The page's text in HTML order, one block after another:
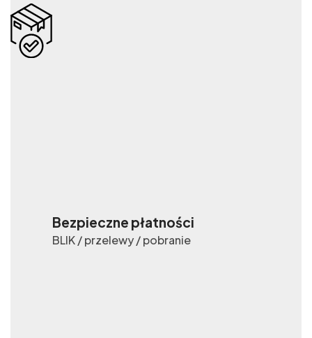
Bezpieczne płatności
BLIK / przelewy / pobranie